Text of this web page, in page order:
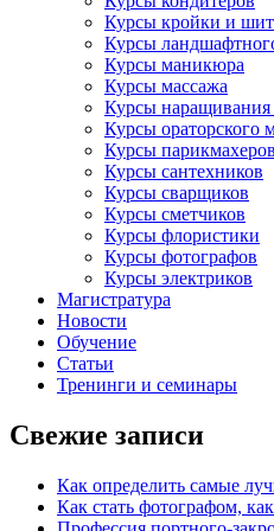
Курсы кройки и
Курсы
Курсы маникюра
Курсы массажа
Курсы наращивания
Курсы ораторского
Курсы парикмахеров
Курсы сантехников
Курсы сварщиков
Курсы сметчиков
Курсы флористики
Курсы фотографов
Курсы электриков
Магистратура
Новости
Обучение
Статьи
Тренинги и семинары
Свежие записи
Как определить самые
Как стать фотографом,